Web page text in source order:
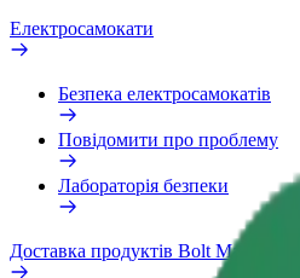
Електросамокати
Безпека електросамокатів
Повідомити про проблему
Лабораторія безпеки
Доставка продуктів Bolt Market